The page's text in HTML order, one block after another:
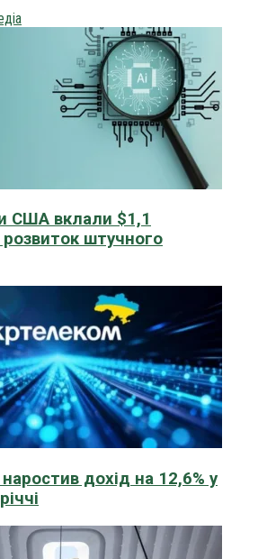
США вклали $1,1
штучного
дохід на 12,6% у